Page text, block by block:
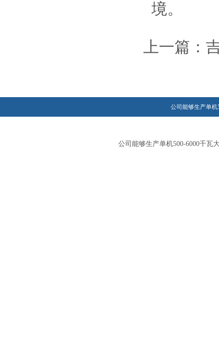
境。
上一篇：
公司能够生产单
公司能够生产单机500-6000千